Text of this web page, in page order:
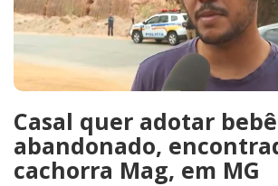
Casal quer adotar bebê
abandonado,
cachorra Mag, em MG